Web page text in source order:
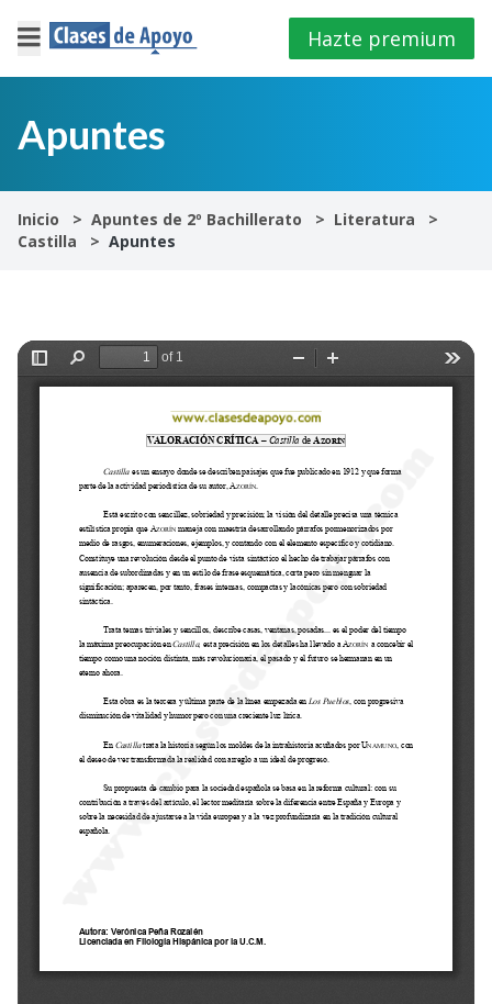
×
sesión
1º
Bachillerato
Selectividad
Hazte premium
Apuntes
Inicio Apuntes de 2º Bachillerato
Literatura
Castilla
Apuntes